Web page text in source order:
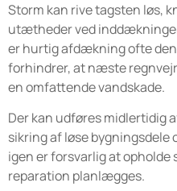
Storm kan rive tagsten løs,
utætheder ved
er hurtig afdækning ofte
forhindrer, at næste
en omfattende vandskade.
Der kan udføres midlertidig
sikring af løse bygningsdele
igen er forsvarlig at opholde
reparation planlægges.